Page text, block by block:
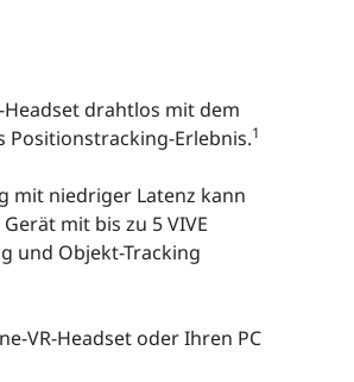
Headset drahtlos mit dem
Positionstracking-Erlebnis.1
mit niedriger Latenz kann
mit bis zu 5 VIVE
und Objekt-Tracking
VR-Headset oder Ihren PC